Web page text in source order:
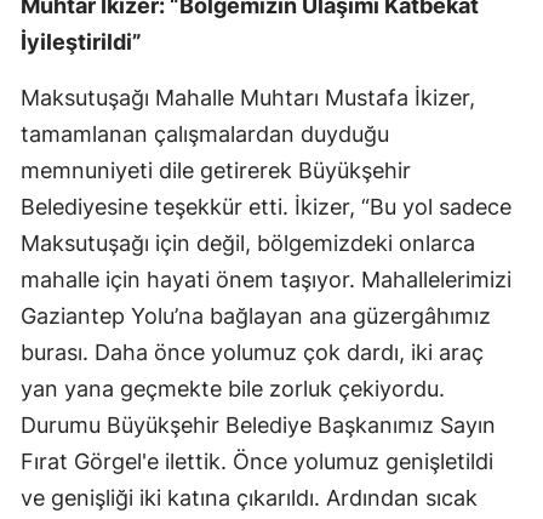
Muhtar İkizer: “Bölgemizin Ulaşımı Katbekat
İyileştirildi”
Maksutuşağı Mahalle Muhtarı Mustafa İkizer,
tamamlanan çalışmalardan duyduğu
memnuniyeti dile getirerek Büyükşehir
Belediyesine teşekkür etti. İkizer, “Bu yol sadece
Maksutuşağı için değil, bölgemizdeki onlarca
mahalle için hayati önem taşıyor. Mahallelerimizi
Gaziantep Yolu’na bağlayan ana güzergâhımız
burası. Daha önce yolumuz çok dardı, iki araç
yan yana geçmekte bile zorluk çekiyordu.
Durumu Büyükşehir Belediye Başkanımız Sayın
Fırat Görgel'e ilettik. Önce yolumuz genişletildi
ve genişliği iki katına çıkarıldı. Ardından sıcak